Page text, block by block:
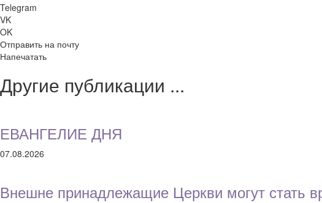
Telegram
VK
OK
Отправить на почту
Напечатать
Другие публикации ...
ЕВАНГЕЛИЕ ДНЯ
07.08.2026
Внешне принадлежащие Церкви могут стать